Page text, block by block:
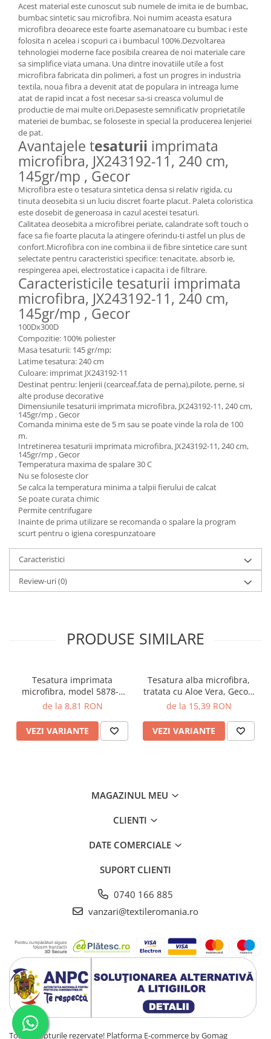
Acest material este cunoscut sub numele de imita ie de bumbac,
bumbac sintetic sau microfibra. Noi numim aceasta esatura
microfibra deoarece este foarte asemanatoare cu bumbac i este
folosita n acelea i scopuri ca i bumbacul 100%.Dezvoltarea
tehnologiei moderne face posibila crearea de noi materiale care
sa simplifice viata umana. Una dintre inovatiile utile a fost
microfibra fabricata din polimeri, a fost un progres in industria
textila, noua fibra a devenit atat de populara in intreaga lume
atat de rapid incat a fost necesar sa-si creasca volumul de
productie de mai multe ori.Depaseste semnificativ proprietatile
materiei de bumbac, se foloseste in special la producerea lenjeriei
de pat.
Avantajele tesaturii imprimata
microfibra, JX243192-11, 240 cm,
145gr/mp , Gecor
Microfibra este o tesatura sintetica densa si relativ rigida, cu
tinuta deosebita si un luciu discret foarte placut. Paleta coloristica
este dosebit de generoasa in cazul acestei tesaturi.
Calitatea deosebita a microfibrei periate, calandrate soft touch o
face sa fie foarte placuta la atingere oferindu-ti astfel un plus de
confort.Microfibra con ine combina ii de fibre sintetice care sunt
selectate pentru caracteristici specifice: tenacitate, absorb ie,
respingerea apei, electrostatice i capacita i de filtrare.
Caracteristicile tesaturii imprimata
microfibra, JX243192-11, 240 cm,
145gr/mp , Gecor
100Dx300D
Compozitie: 100% poliester
Masa tesaturii: 145 gr/mp;
Latime tesatura: 240 cm
Culoare: imprimat JX243192-11
Destinat pentru: lenjerii (cearceaf,fata de perna),pilote, perne, si
alte produse decorative
Dimensiunile tesaturii imprimata microfibra, JX243192-11, 240 cm,
145gr/mp , Gecor
Comanda minima este de 5 m sau se poate vinde la rola de 100
m.
Intretinerea tesaturii imprimata microfibra, JX243192-11, 240 cm,
145gr/mp , Gecor
Temperatura maxima de spalare 30 C
Nu se foloseste clor
Se calca la temperatura minima a talpii fierului de calcat
Se poate curata chimic
Permite centrifugare
Inainte de prima utilizare se recomanda o spalare la program
scurt pentru o igiena corespunzatoare
Caracteristici
Review-uri(0)
PRODUSE SIMILARE
Tesatura imprimata
microfibra, model 5878-7
Pink roses, Gecor, latime
de la 8,81 RON
VEZI VARIANTE
Tesatura alba microfibra,
tratata cu Aloe Vera, Gecor,
latime 225 cm, 83 gr/mp
de la 15,39 RON
VEZI VARIANTE
MAGAZINUL MEU
CLIENTI
DATE COMERCIALE
SUPORT CLIENTI
0740 166 885
vanzari@textileromania.ro
Toate drepturile rezervate! Platforma E-commerce by Gomag